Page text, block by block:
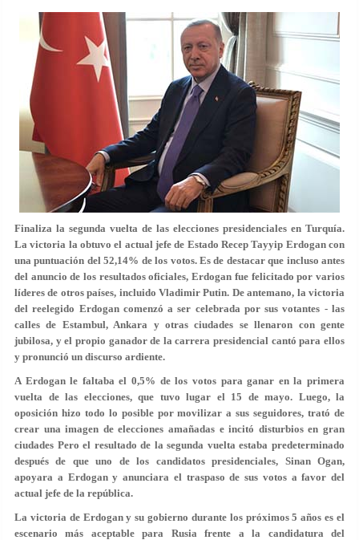
Finaliza la segunda vuelta de las elecciones presidenciales en Turquía.
La victoria la obtuvo el actual jefe de Estado Recep Tayyip Erdogan con
una puntuación del 52,14% de los votos. Es de destacar que incluso antes
del anuncio de los resultados oficiales, Erdogan fue felicitado por varios
líderes de otros países, incluido Vladimir Putin. De antemano, la victoria
del reelegido Erdogan comenzó a ser celebrada por sus votantes - las
calles de Estambul, Ankara y otras ciudades se llenaron con gente
jubilosa, y el propio ganador de la carrera presidencial cantó para ellos
y pronunció un discurso ardiente.
A Erdogan le faltaba el 0,5% de los votos para ganar en la primera
vuelta de las elecciones, que tuvo lugar el 15 de mayo. Luego, la
oposición hizo todo lo posible por movilizar a sus seguidores, trató de
crear una imagen de elecciones amañadas e incitó disturbios en gran
ciudades Pero el resultado de la segunda vuelta estaba predeterminado
después de que uno de los candidatos presidenciales, Sinan Ogan,
apoyara a Erdogan y anunciara el traspaso de sus votos a favor del
actual jefe de la república.
La victoria de Erdogan y su gobierno durante los próximos 5 años es el
escenario más aceptable para Rusia frente a la candidatura del